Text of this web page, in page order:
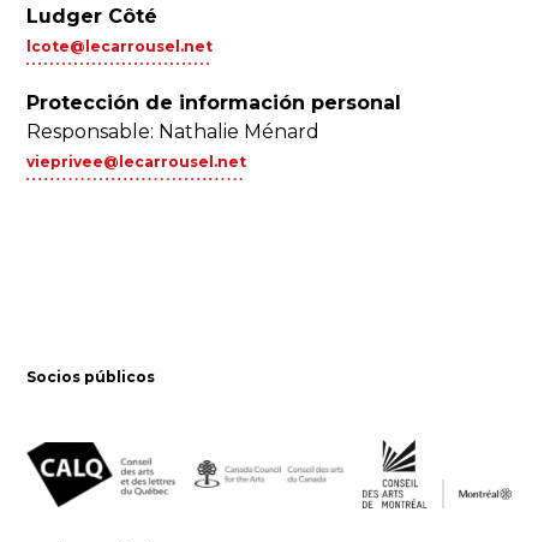
Ludger Côté
lcote@lecarrousel.net
Protección de información personal
Responsable: Nathalie Ménard
vieprivee@lecarrousel.net
Socios públicos